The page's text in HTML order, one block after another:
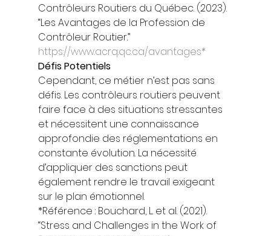
Contrôleurs Routiers du Québec. (2023).
“Les Avantages de la Profession de
Contrôleur Routier.”
https://www.acrq.qc.ca/avantages*
Défis Potentiels
Cependant, ce métier n’est pas sans
défis. Les contrôleurs routiers peuvent
faire face à des situations stressantes
et nécessitent une connaissance
approfondie des réglementations en
constante évolution. La nécessité
d’appliquer des sanctions peut
également rendre le travail exigeant
sur le plan émotionnel.
*Référence : Bouchard, L. et al. (2021).
“Stress and Challenges in the Work of